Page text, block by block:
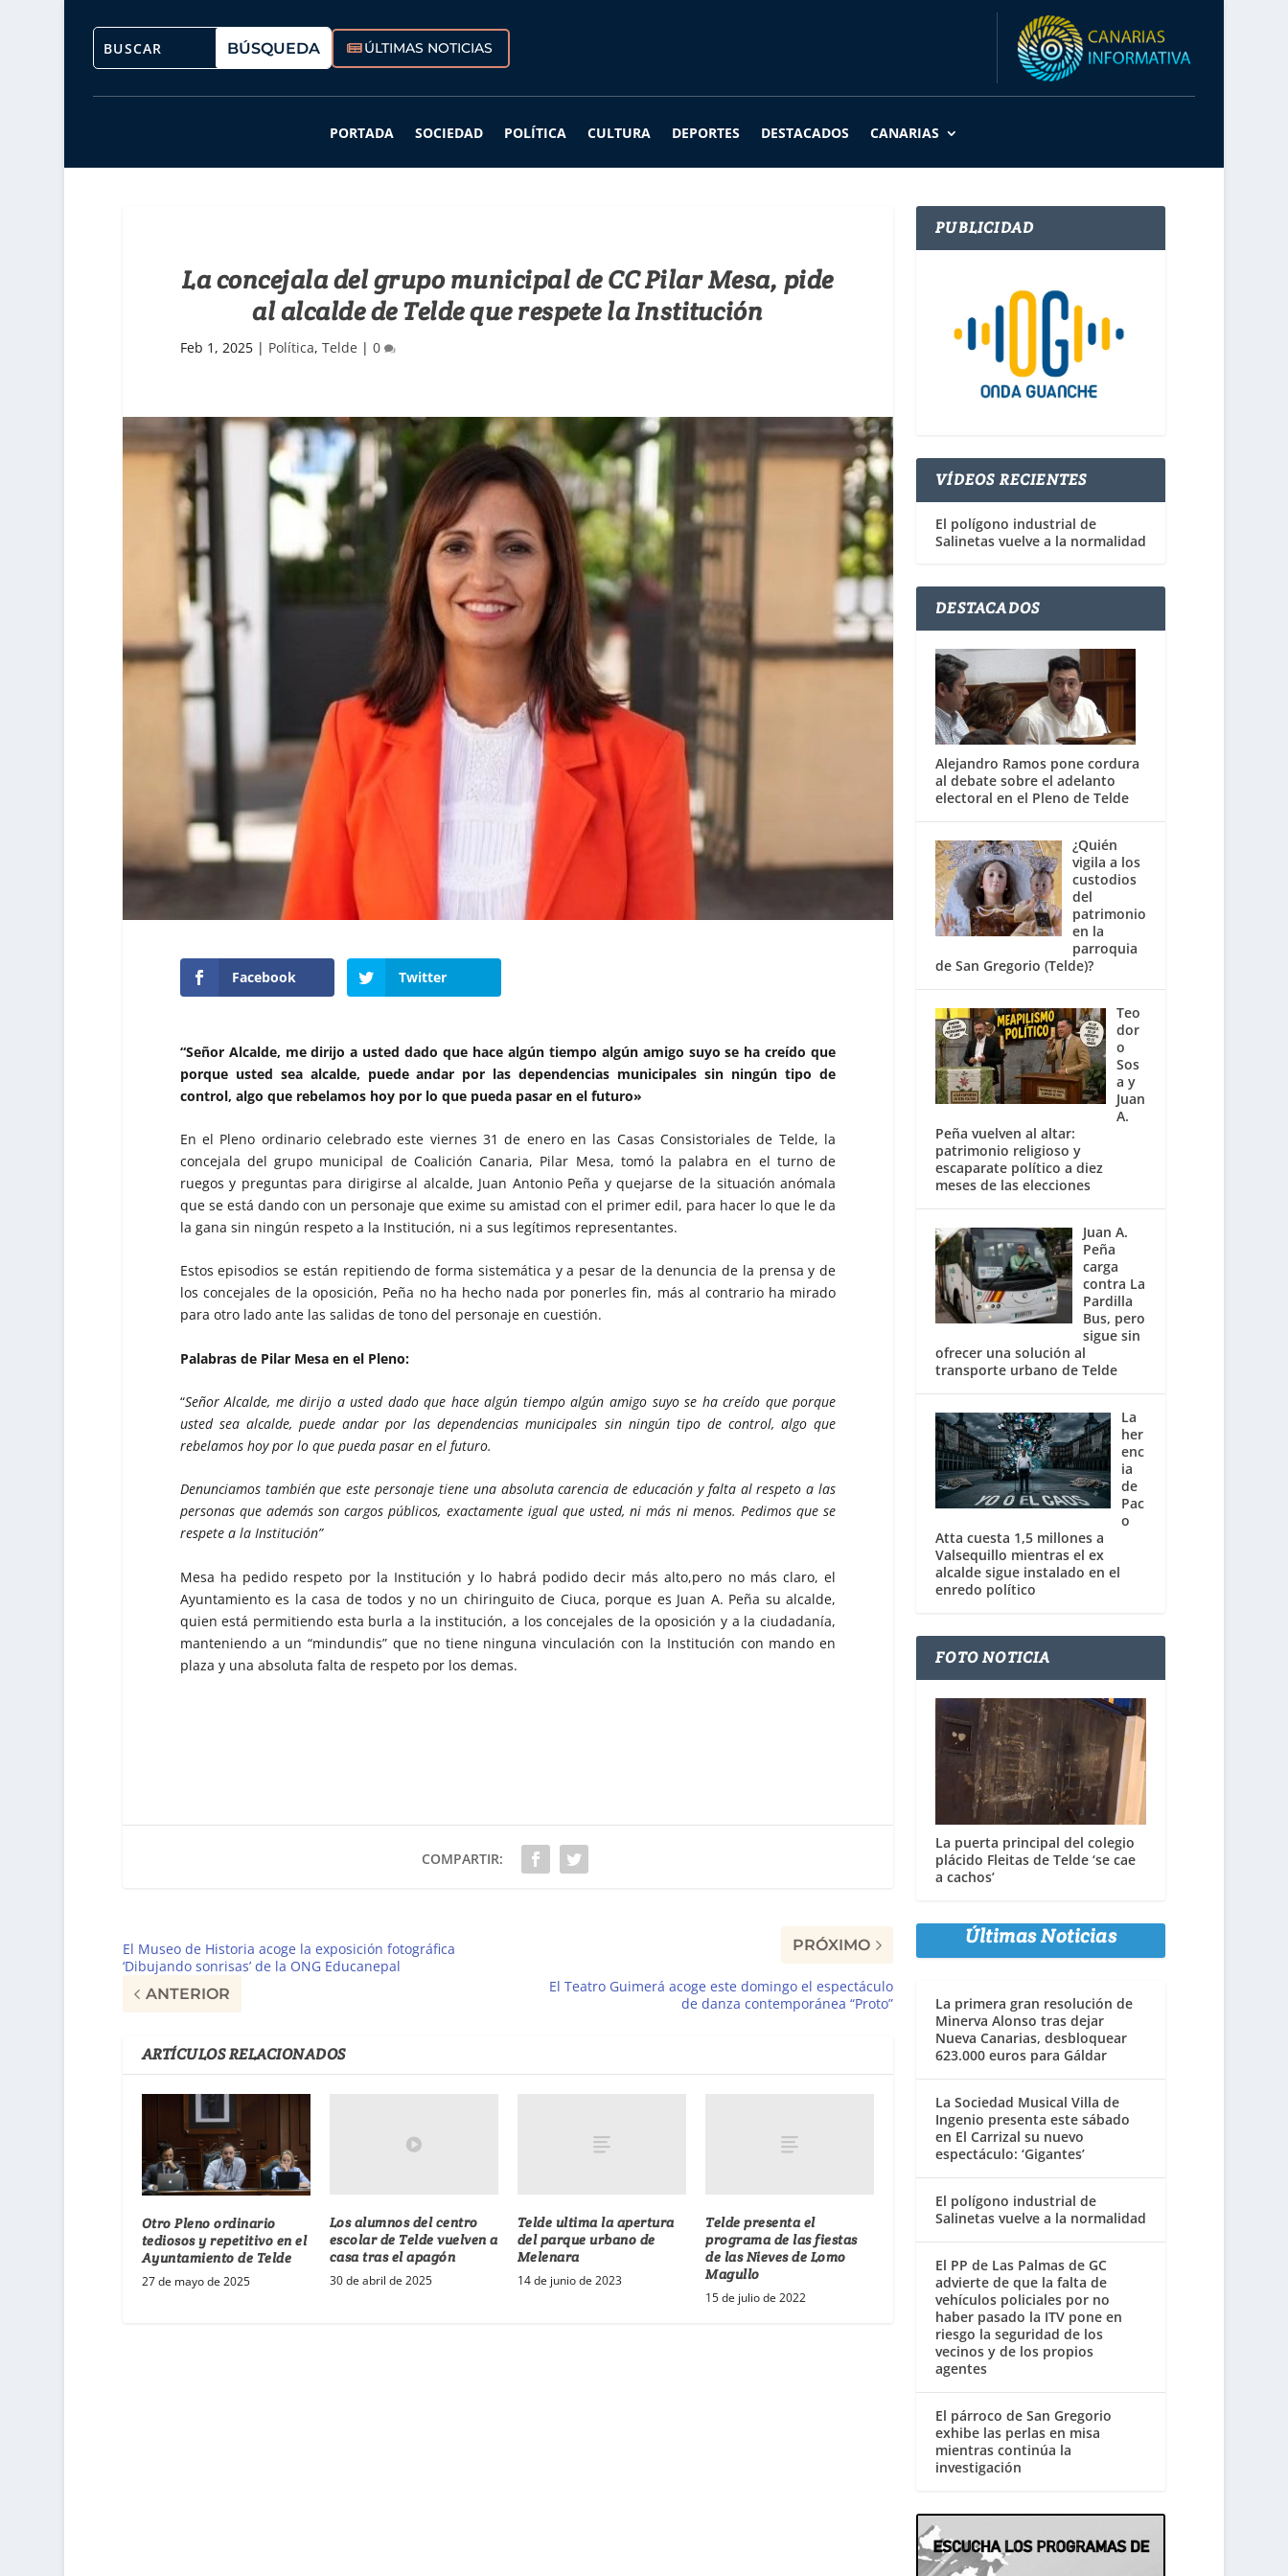
ÚLTIMAS NOTICIAS
PORTADA SOCIEDAD POLÍTICA CULTURA DEPORTES DESTACADOS CANARIAS
La concejala del grupo municipal de CC Pilar Mesa, pide
al alcalde de Telde que respete la Institución
Feb 1, 2025| Política, Telde | 0
Facebook Twitter
“Señor Alcalde, me dirijo a usted dado que hace algún tiempo algún amigo suyo se ha creído que
porque usted sea alcalde, puede andar por las dependencias municipales sin ningún tipo de
control, algo que rebelamos hoy por lo que pueda pasar en el futuro»
En el Pleno ordinario celebrado este viernes 31 de enero en las Casas Consistoriales de Telde, la
concejala del grupo municipal de Coalición Canaria, Pilar Mesa, tomó la palabra en el turno de
ruegos y preguntas para dirigirse al alcalde, Juan Antonio Peña y quejarse de la situación anómala
que se está dando con un personaje que exime su amistad con el primer edil, para hacer lo que le da
la gana sin ningún respeto a la Institución, ni a sus legítimos representantes.
Estos episodios se están repitiendo de forma sistemática y a pesar de la denuncia de la prensa y de
los concejales de la oposición, Peña no ha hecho nada por ponerles fin, más al contrario ha mirado
para otro lado ante las salidas de tono del personaje en cuestión.
Palabras de Pilar Mesa en el Pleno:
“Señor Alcalde, me dirijo a usted dado que hace algún tiempo algún amigo suyo se ha creído que porque
usted sea alcalde, puede andar por las dependencias municipales sin ningún tipo de control, algo que
rebelamos hoy por lo que pueda pasar en el futuro.
Denunciamos también que este personaje tiene una absoluta carencia de educación y falta al respeto a las
personas que además son cargos públicos, exactamente igual que usted, ni más ni menos. Pedimos que se
respete a la Institución”
Mesa ha pedido respeto por la Institución y lo habrá podido decir más alto,pero no más claro, el
Ayuntamiento es la casa de todos y no un chiringuito de Ciuca, porque es Juan A. Peña su alcalde,
quien está permitiendo esta burla a la institución, a los concejales de la oposición y a la ciudadanía,
manteniendo a un “mindundis” que no tiene ninguna vinculación con la Institución con mando en
plaza y una absoluta falta de respeto por los demas.
COMPARTIR:
El Museo de Historia acoge la exposición fotográfica
‘Dibujando sonrisas’ de la ONG Educanepal
ANTERIOR
PRÓXIMO
El Teatro Guimerá acoge este domingo el espectáculo
de danza contemporánea “Proto”
ARTÍCULOS RELACIONADOS
Otro Pleno ordinario
tediosos y repetitivo en el
Ayuntamiento de Telde
27 de mayo de 2025
Los alumnos del centro
escolar de Telde vuelven a
casa tras el apagón
30 de abril de 2025
Telde ultima la apertura
del parque urbano de
Melenara
14 de junio de 2023
Telde presenta el
programa de las fiestas
de las Nieves de Lomo
Magullo
15 de julio de 2022
PUBLICIDAD
VÍDEOS RECIENTES
El polígono industrial de
Salinetas vuelve a la normalidad
DESTACADOS
Alejandro Ramos pone cordura
al debate sobre el adelanto
electoral en el Pleno de Telde
¿Quién
vigila a los
custodios
del
patrimonio
en la
parroquia
de San Gregorio (Telde)?
Teo
dor
o
Sos
a y
Juan
A.
Peña vuelven al altar:
patrimonio religioso y
escaparate político a diez
meses de las elecciones
Juan A.
Peña
carga
contra La
Pardilla
Bus, pero
sigue sin
ofrecer una solución al
transporte urbano de Telde
La
her
enc
ia
de
Pac
o
Atta cuesta 1,5 millones a
Valsequillo mientras el ex
alcalde sigue instalado en el
enredo político
FOTO NOTICIA
La puerta principal del colegio
plácido Fleitas de Telde ‘se cae
a cachos’
Últimas Noticias
La primera gran resolución de
Minerva Alonso tras dejar
Nueva Canarias, desbloquear
623.000 euros para Gáldar
La Sociedad Musical Villa de
Ingenio presenta este sábado
en El Carrizal su nuevo
espectáculo: ‘Gigantes’
El polígono industrial de
Salinetas vuelve a la normalidad
El PP de Las Palmas de GC
advierte de que la falta de
vehículos policiales por no
haber pasado la ITV pone en
riesgo la seguridad de los
vecinos y de los propios
agentes
El párroco de San Gregorio
exhibe las perlas en misa
mientras continúa la
investigación